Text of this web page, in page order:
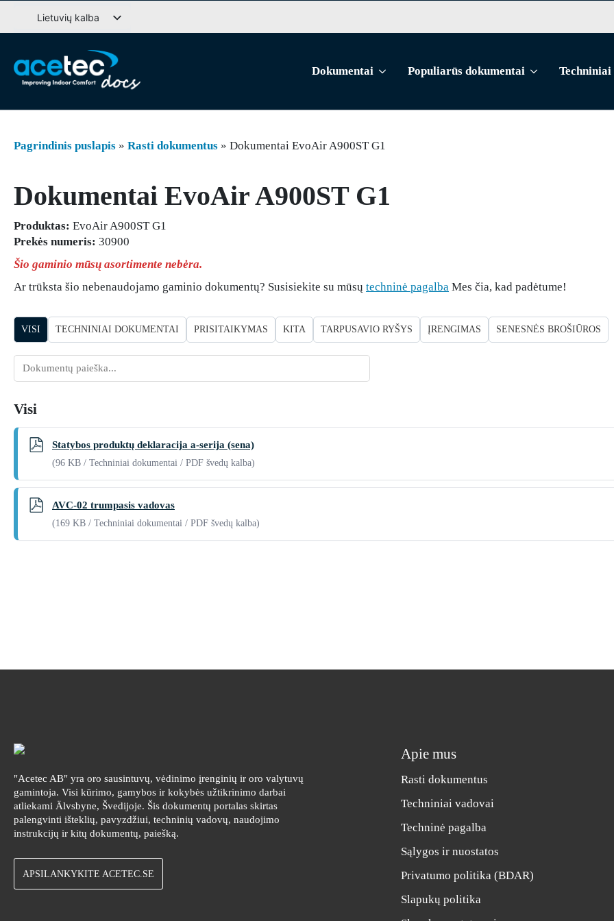
Pereiti
prie
Lietuvių kalba
English (UK)
Deutsch
Dansk
Íslenska
Eesti
Latviešu valoda
Dokumentai Populiarūs dokumentai
Pagrindinis puslapis » Rasti dokumentus » Dokumentai EvoAir A900ST G1
Dokumentai EvoAir A900ST G1
Produktas: EvoAir A900ST G1
Prekės numeris: 30900
Šio gaminio mūsų asortimente nebėra.
Ar trūksta šio nebenaudojamo gaminio dokumentų? Susisiekite su mūsų techninė pagalba Mes čia, kad padėtume!
VISI TECHNINIAI DOKUMENTAI PRISITAIKYMAS KITA TARPUSAVIO RYŠYS ĮRENGIMAS SENESNĖS BROŠIŪROS
paieška
Visi
Statybos produktų deklaracija a-serija (sena)
(96 KB / Techniniai dokumentai / PDF švedų kalba)
AVC-02 trumpasis vadovas
(169 KB / Techniniai dokumentai / PDF švedų kalba)
"Acetec AB" yra oro sausintuvų, vėdinimo įrenginių ir oro valytuvų
gamintoja. Visi kūrimo, gamybos ir kokybės užtikrinimo darbai
atliekami Älvsbyne, Švedijoje. Šis dokumentų portalas skirtas
palengvinti išteklių, pavyzdžiui, techninių vadovų, naudojimo
instrukcijų ir kitų dokumentų, paiešką.
APSILANKYKITE ACETEC.SE
Apie mus
Rasti dokumentus
Techniniai vadovai
Techninė pagalba
Sąlygos ir nuostatos
Privatumo politika (BDAR)
Slapukų politika